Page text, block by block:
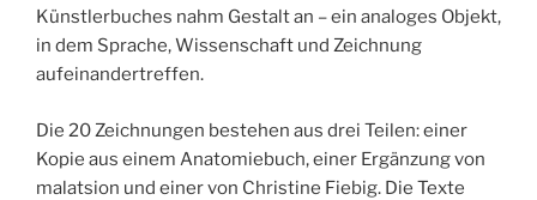
Künstlerbuches nahm Gestalt an – ein analoges Objekt,
in dem Sprache, Wissenschaft und Zeichnung
aufeinandertreffen.
Die 20 Zeichnungen bestehen aus drei Teilen: einer
Kopie aus einem Anatomiebuch, einer Ergänzung von
malatsion und einer von Christine Fiebig. Die Texte